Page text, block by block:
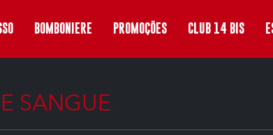
BOMBONIERE PROMOÇÕES CLUB 14 BIS
SANGUE